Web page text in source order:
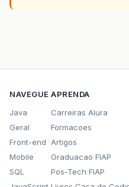
NAVEGUE
Java
Geral
Front-end
Mobile
SQL
APRENDA
Carreiras Alura
Formacoes
Artigos
Graduacao FIAP
Pos-Tech FIAP